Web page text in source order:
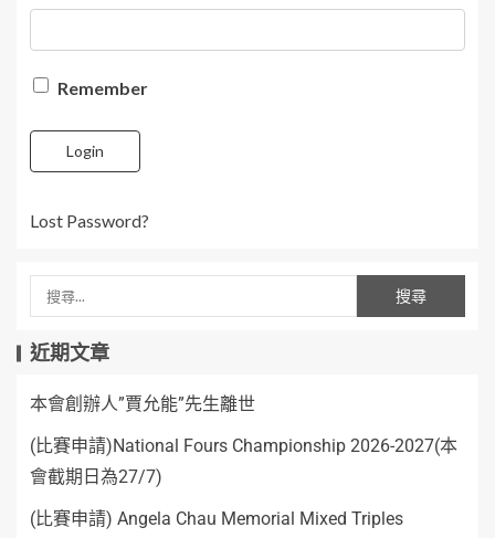
Remember
Login
Lost Password?
近期文章
本會創辦人”賈允能”先生離世
(比賽申請)National Fours Championship 2026-2027(本
會截期日為27/7)
(比賽申請) Angela Chau Memorial Mixed Triples